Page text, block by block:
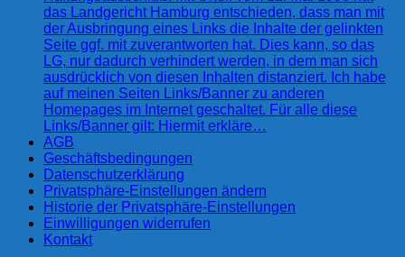
das Landgericht Hamburg entschieden, dass man mit
der Ausbringung eines Links die Inhalte der gelinkten
Seite ggf. mit zuverantworten hat. Dies kann, so das
LG, nur dadurch verhindert werden, in dem man sich
ausdrücklich von diesen Inhalten distanziert. Ich habe
auf meinen Seiten Links/Banner zu anderen
Homepages im Internet geschaltet. Für alle diese
Links/Banner gilt: Hiermit erkläre…
AGB
Geschäftsbedingungen
Datenschutzerklärung
Privatsphäre-Einstellungen ändern
Historie der Privatsphäre-Einstellungen
Einwilligungen widerrufen
Kontakt